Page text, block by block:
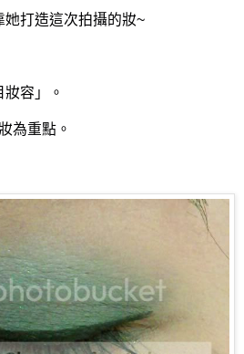
她打造這次拍攝的妝~
容」。
為重點。